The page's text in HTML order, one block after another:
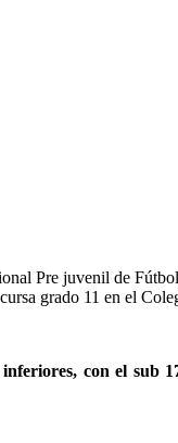
Pre juvenil de
grado 11 en el
con el sub